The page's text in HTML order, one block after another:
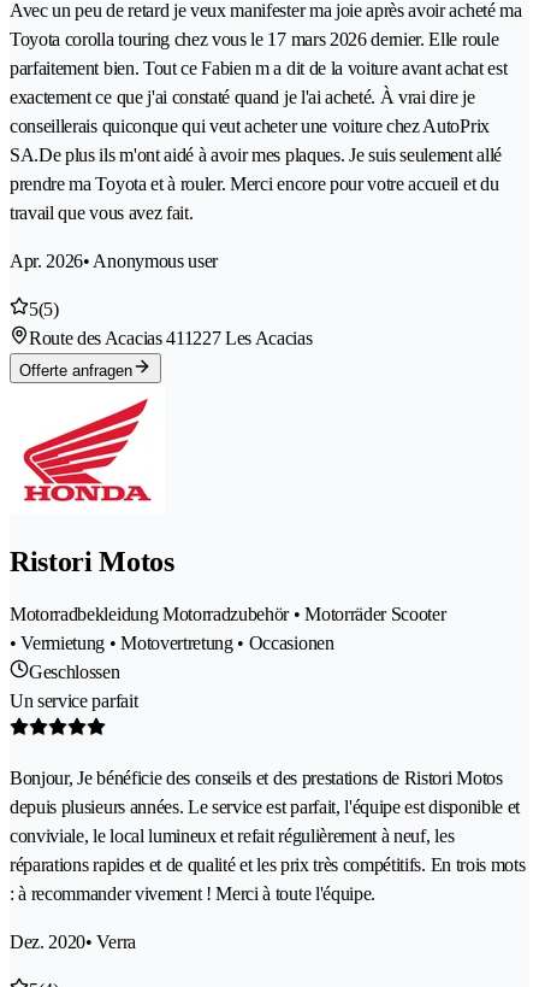
Avec un peu de retard je veux manifester ma joie après avoir acheté ma
Toyota corolla touring chez vous le 17 mars 2026 dernier. Elle roule
parfaitement bien. Tout ce Fabien m a dit de la voiture avant achat est
exactement ce que j'ai constaté quand je l'ai acheté. À vrai dire je
conseillerais quiconque qui veut acheter une voiture chez AutoPrix
SA.De plus ils m'ont aidé à avoir mes plaques. Je suis seulement allé
prendre ma Toyota et à rouler. Merci encore pour votre accueil et du
travail que vous avez fait.
Apr. 2026• Anonymous user
5(5)
Route des Acacias 411227 Les Acacias
Offerte anfragen
Ristori Motos
Motorradbekleidung Motorradzubehör • Motorräder Scooter
• Vermietung • Motovertretung • Occasionen
Geschlossen
Un service parfait
Bonjour, Je bénéficie des conseils et des prestations de Ristori Motos
depuis plusieurs années. Le service est parfait, l'équipe est disponible et
conviviale, le local lumineux et refait régulièrement à neuf, les
réparations rapides et de qualité et les prix très compétitifs. En trois mots
: à recommander vivement ! Merci à toute l'équipe.
Dez. 2020• Verra